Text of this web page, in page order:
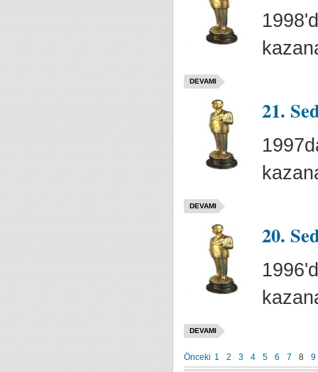
DEVAMI
21.
DEVAMI
20.
DEVAMI
Önceki 1 2 3 4 5 6 7 8 9